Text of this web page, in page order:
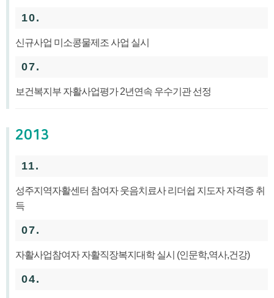
10.
신규사업 미소콩물제조 사업 실시
07.
보건복지부 자활사업평가 2년연속 우수기관 선정
2013
11.
성주지역자활센터 참여자 웃음치료사 리더쉽 지도자 자격증 취
득
07.
자활사업참여자 자활직장복지대학 실시 (인문학,역사,건강)
04.